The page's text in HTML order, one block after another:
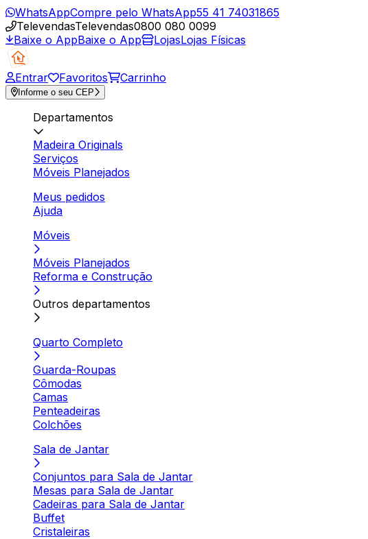
WhatsAppCompre pelo WhatsApp55 41 74031865
TelevendasTelevendas0800 080 0099
Baixe o AppBaixe o App LojasLojas Físicas
Entrar Favoritos Carrinho
Informe o seu CEP
Departamentos
Madeira Originals
Serviços
Móveis Planejados
Meus pedidos
Ajuda
Móveis
Móveis Planejados
Reforma e Construção
Outros departamentos
Quarto Completo
Guarda-Roupas
Cômodas
Camas
Penteadeiras
Colchões
Sala de Jantar
Conjuntos para Sala de Jantar
Mesas para Sala de Jantar
Cadeiras para Sala de Jantar
Buffet
Cristaleiras